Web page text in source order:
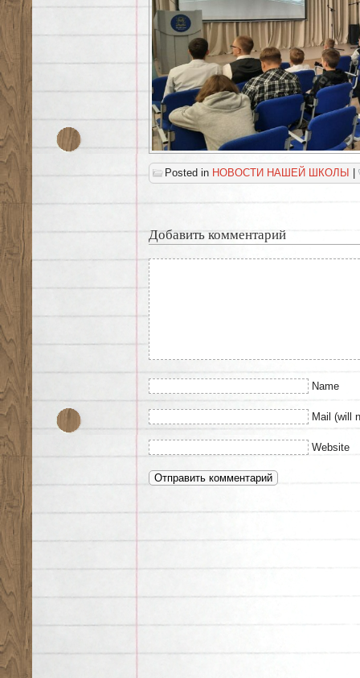
Posted in НОВОСТИ НАШЕЙ ШКОЛЫ |
Добавить комментарий
Name
Mail (will
Website